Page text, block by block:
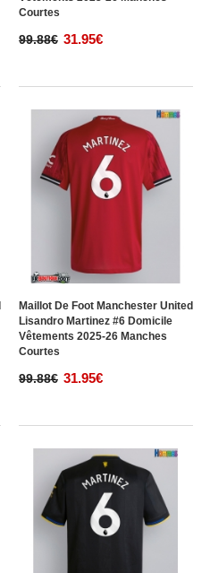
Courtes
99.88€ 31.95€
Maillot De Foot Manchester United
Lisandro Martinez #6 Domicile
Vêtements 2025-26 Manches
Courtes
99.88€ 31.95€